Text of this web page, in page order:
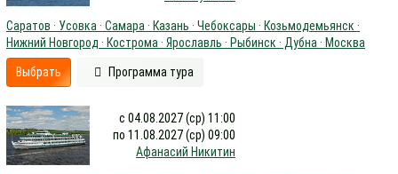
Саратов · Усовка · Самара · Казань · Чебоксары · Козьмодемьянск ·
Нижний Новгород · Кострома · Ярославль · Рыбинск · Дубна · Москва
Выбрать Программа тура
с 04.08.2027 (ср) 11:00
по 11.08.2027 (ср) 09:00
Афанасий Никитин